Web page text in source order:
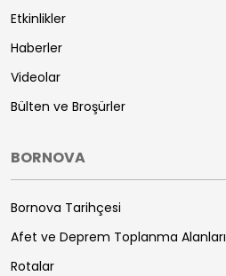
Etkinlikler
Haberler
Videolar
Bülten ve Broşürler
BORNOVA
Bornova Tarihçesi
Afet ve Deprem Toplanma Alanları
Rotalar